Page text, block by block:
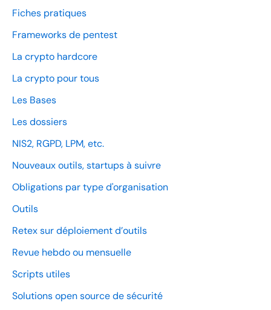
Fiches pratiques
Frameworks de pentest
La crypto hardcore
La crypto pour tous
Les Bases
Les dossiers
NIS2, RGPD, LPM, etc.
Nouveaux outils, startups à suivre
Obligations par type d'organisation
Outils
Retex sur déploiement d’outils
Revue hebdo ou mensuelle
Scripts utiles
Solutions open source de sécurité